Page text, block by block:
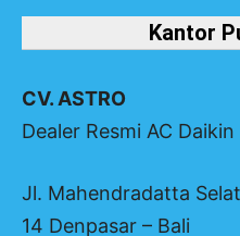
Kantor
CV. ASTRO
Dealer Resmi AC
Jl. Mahendradatta
14 Denpasar – Bali